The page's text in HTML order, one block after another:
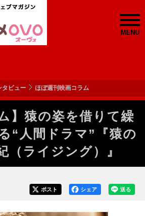
MENU
タビュー ほぼ週刊映画コラム
】猿の姿を借りて繰
“人間ドラマ”『猿の
（ライジング）』
送る
シェア
ポスト